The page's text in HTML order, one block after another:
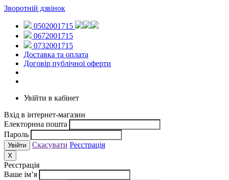
Зворотній дзвінок
0502001715
0672001715
0732001715
Доставка та оплата
Договір публічної оферти
Увійти в кабінет
Вхід в інтернет-магазин
Електорнна пошта
Пароль
Скасувати Реєстрація
X
Реєстрація
Ваше ім’я